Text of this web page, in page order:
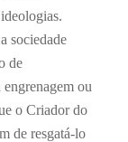
sociedade
de
ou
o Criador do
de resgatá-lo